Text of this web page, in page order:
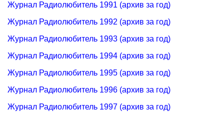
Журнал Радиолюбитель 1991 (архив за год)
Журнал Радиолюбитель 1992 (архив за год)
Журнал Радиолюбитель 1993 (архив за год)
Журнал Радиолюбитель 1994 (архив за год)
Журнал Радиолюбитель 1995 (архив за год)
Журнал Радиолюбитель 1996 (архив за год)
Журнал Радиолюбитель 1997 (архив за год)